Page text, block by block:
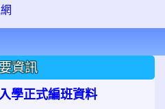
資訊
學正式編班資料